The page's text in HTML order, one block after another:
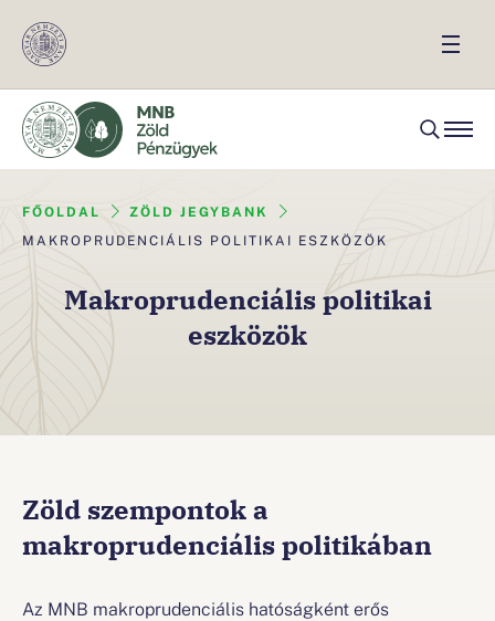
FŐOLDAL ZÖLD JEGYBANK
MAKROPRUDENCIÁLIS POLITIKAI ESZKÖZÖK
Makroprudenciális politikai
eszközök
Zöld szempontok a
makroprudenciális politikában
Az MNB makroprudenciális hatóságként erős